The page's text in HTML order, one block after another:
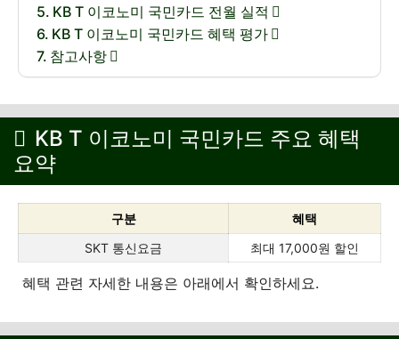
KB T 이코노미 국민카드 전월 실적
KB T 이코노미 국민카드 혜택 평가
참고사항
KB T 이코노미 국민카드 주요 혜택
요약
구분
혜택
SKT 통신요금
최대 17,000원 할인
혜택 관련 자세한 내용은 아래에서 확인하세요.